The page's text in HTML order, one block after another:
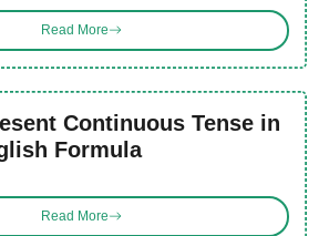
Read More
Continuous Tense in
Formula
Read More